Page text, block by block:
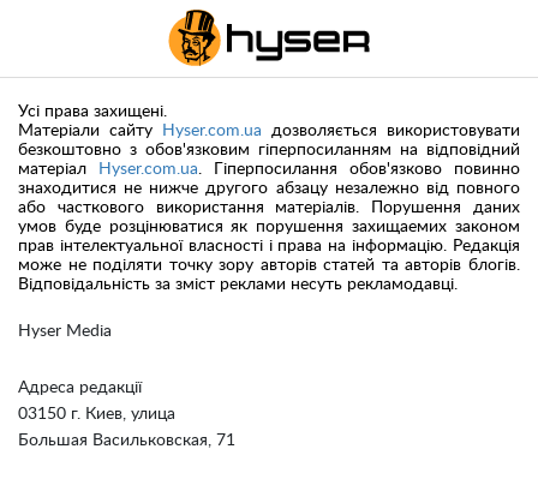
Hyser Media
Адреса редакції
03150 г. Киев, улица
Большая Васильковская, 71
Усі права захищені.
Матеріали сайту
Hyser.com.ua дозволяється використовувати
безкоштовно з обов'язковим гіперпосиланням на відповідний
матеріал
Hyser.com.ua. Гіперпосилання обов'язково повинно
знаходитися не нижче другого абзацу незалежно від повного
або часткового використання матеріалів. Порушення даних
умов буде розцінюватися як порушення захищаемих законом
прав інтелектуальної власності і права на інформацію. Редакція
може не поділяти точку зору авторів статей та авторів блогів.
Відповідальність за зміст реклами несуть рекламодавці.